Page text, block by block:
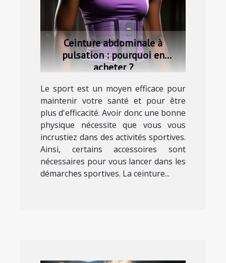
Ceinture abdominale à
pulsation : pourquoi en
acheter ?
Le sport est un moyen efficace pour
maintenir votre santé et pour être
plus d'efficacité. Avoir donc une bonne
physique nécessite que vous vous
incrustiez dans des activités sportives.
Ainsi, certains accessoires sont
nécessaires pour vous lancer dans les
démarches sportives. La ceinture...